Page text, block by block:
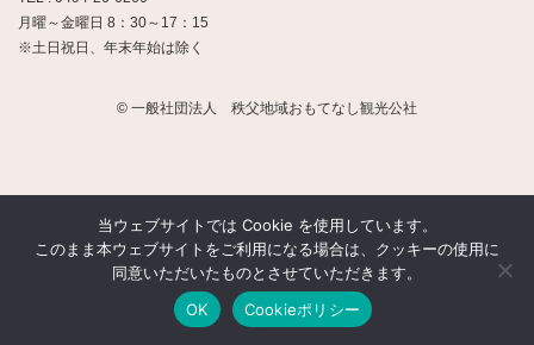
月曜～金曜日 8：30～17：15
※土日祝日、年末年始は除く
© 一般社団法人 秩父地域おもてなし観光公社
当ウェブサイトでは Cookie を使用しています。
このまま本ウェブサイトをご利用になる場合は、クッキーの使用に
同意いただいたものとさせていただきます。
OK
Cookieポリシー